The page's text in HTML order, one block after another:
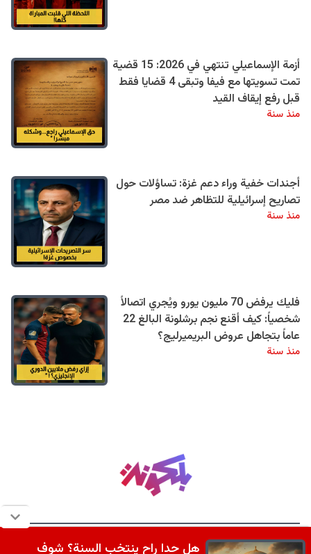
هل حدا راح ينتخب السنة؟ شوف
أزمة الإسماعيلي تنتهي في 2026: 15 قضية
تمت تسويتها مع فيفا وتبقى 4 قضايا فقط
قبل رفع إيقاف القيد
منذ سنة
أجندات خفية وراء دعم غزة: تساؤلات حول
تصاريح إسرائيلية للتظاهر ضد مصر
منذ سنة
فليك يرفض 70 مليون يورو ويُجري اتصالاً
شخصياً: كيف أقنع نجم برشلونة البالغ 22
عاماً بتجاهل عروض البريميرليج؟
منذ سنة
من نحن تواصل معنا سياسة الخصوصية مجلس التحرير